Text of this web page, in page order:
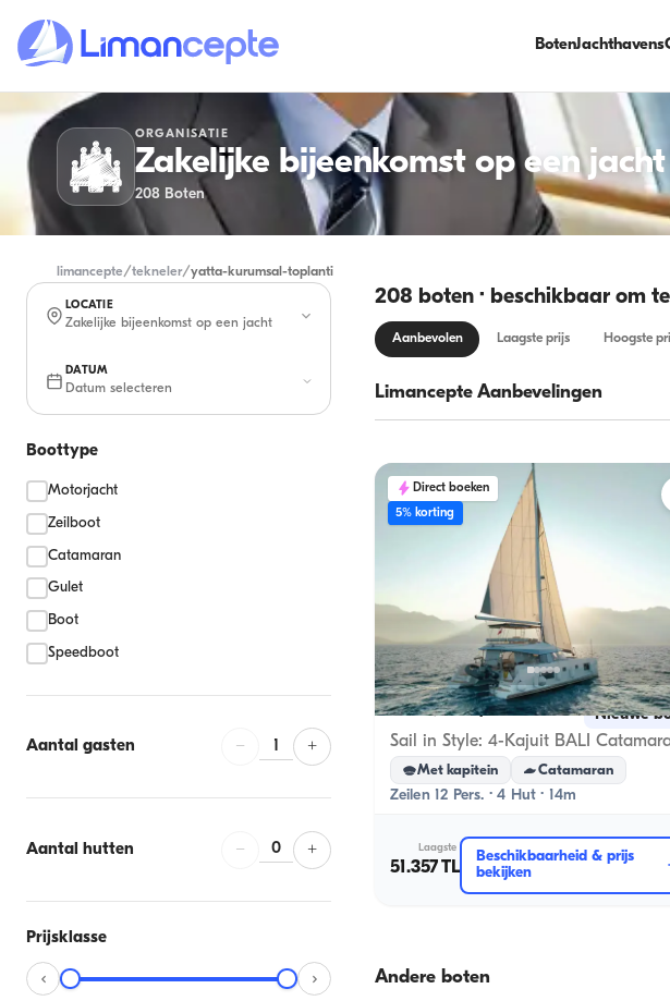
BotenJachthavens
ORGANISATIE
Zakelijke bijeenkomst op een jacht
208 Boten
limancepte/tekneler/yatta-kurumsal-toplanti
LOCATIE
Zakelijke bijeenkomst op een jacht
DATUM
Datum selecteren
Boottype
Motorjacht
Zeilboot
Catamaran
Gulet
Boot
Speedboot
Aantal gasten − 1 +
Aantal hutten − 0 +
Prijsklasse
208 boten · beschikbaar om
Aanbevolen Laagste prijs Hoogste
Limancepte Aanbevelingen
Direct boeken
5% korting
Kemer, Antalya Nieuwe
Met kapitein Catamaran
Zeilen 12 Pers. · 4 Hut · 14m
Laagste
51.357 TL
Beschikbaarheid & prijs
bekijken
Andere boten